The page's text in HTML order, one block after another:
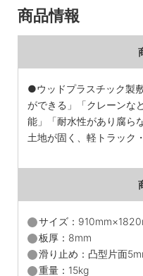
商品情報
●ウッドプラスチック製
ができる」「クレーンな
能」「耐水性があり腐ら
土地が固く、軽トラック
サイズ：
板厚：8mm
滑り止め：凸型片面
重量：15kg